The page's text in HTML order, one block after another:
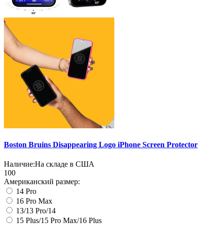
Boston Bruins Disappearing Logo iPhone Screen Protector
Наличие:На складе в США
100
Американский размер:
14 Pro
16 Pro Max
13/13 Pro/14
15 Plus/15 Pro Max/16 Plus